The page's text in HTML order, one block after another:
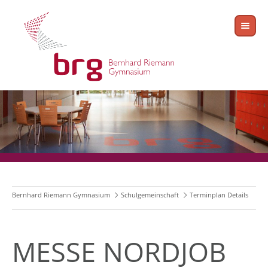
Bernhard Riemann Gymnasium Schulgemeinschaft Terminplan Details
MESSE NORDJOB